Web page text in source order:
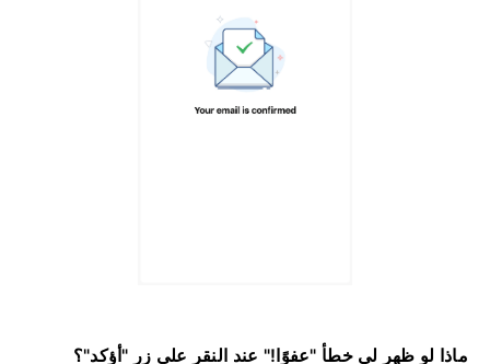
ماذا لو ظهر لي خطأ "عفوًا!" عند النقر على زر "أؤكد"؟